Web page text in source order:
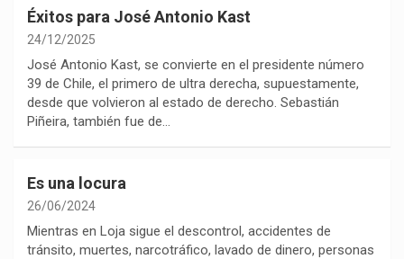
Éxitos para José Antonio Kast
24/12/2025
José Antonio Kast, se convierte en el presidente número
39 de Chile, el primero de ultra derecha, supuestamente,
desde que volvieron al estado de derecho. Sebastián
Piñeira, también fue de…
Es una locura
26/06/2024
Mientras en Loja sigue el descontrol, accidentes de
tránsito, muertes, narcotráfico, lavado de dinero, personas